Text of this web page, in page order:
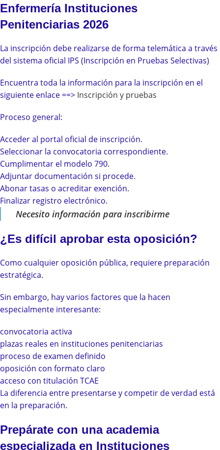
Enfermería Instituciones
Penitenciarias 2026
La inscripción debe realizarse de forma telemática a través
del sistema oficial IPS (Inscripción en Pruebas Selectivas)
Encuentra toda la información para la inscripción en el
siguiente enlace ==> Inscripción y pruebas
Proceso general:
Acceder al portal oficial de inscripción.
Seleccionar la convocatoria correspondiente.
Cumplimentar el modelo 790.
Adjuntar documentación si procede.
Abonar tasas o acreditar exención.
Finalizar registro electrónico.
Necesito información para inscribirme
¿Es difícil aprobar esta oposición?
Como cualquier oposición pública, requiere preparación
estratégica.
Sin embargo, hay varios factores que la hacen
especialmente interesante:
convocatoria activa
plazas reales en instituciones penitenciarias
proceso de examen definido
oposición con formato claro
acceso con titulación TCAE
La diferencia entre presentarse y competir de verdad está
en la preparación.
Prepárate con una academia
especializada en Instituciones